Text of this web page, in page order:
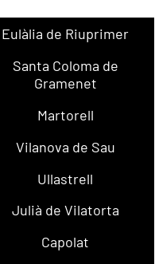
Eulàlia de Riuprimer
Santa Coloma de
Gramenet
Martorell
Vilanova de Sau
Ullastrell
Julià de Vilatorta
Capolat